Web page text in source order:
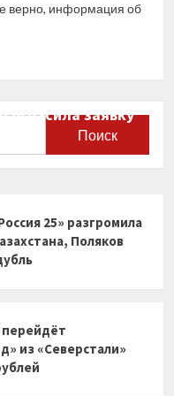
верно, информация об
заявку
25» разгромила
Поляков
перейдёт
из «Северстали»